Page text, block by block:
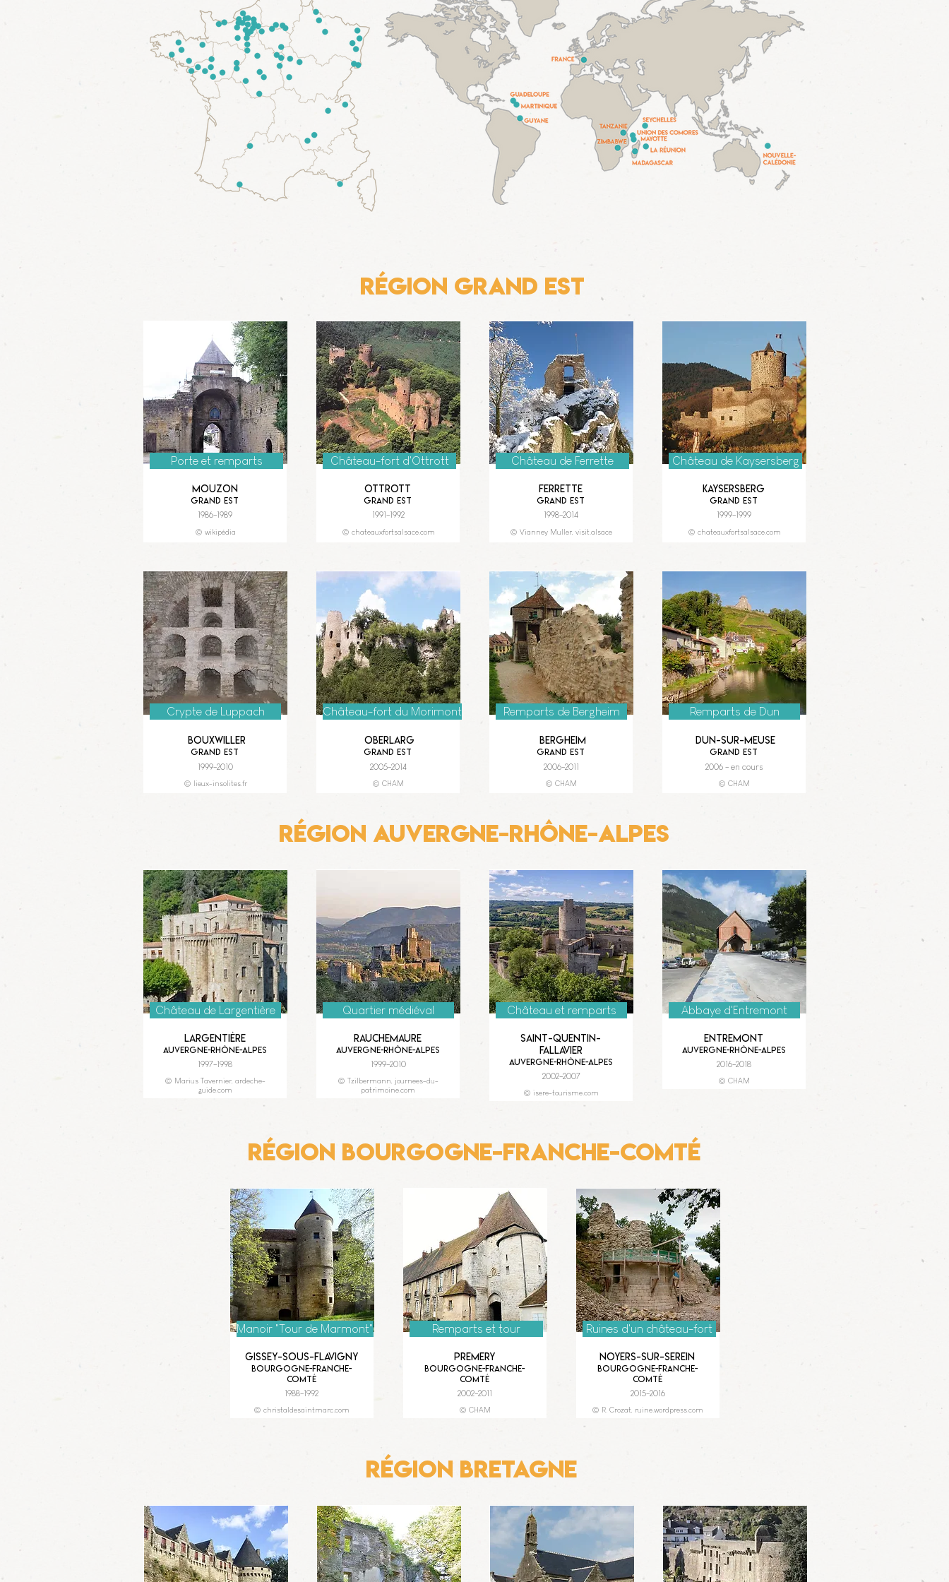
Région grand Est
Porte et remparts
Mouzon
Grand Est
1986-1989
© wikipédia
Château-fort d'Ottrott
Ottrott
Grand Est
1991-1992
© chateauxfortsalsace.com
Château de Ferrette
Ferrette
Grand Est
1998-2014
© Vianney Muller, visit.alsace
Château de Kaysersberg
Kaysersberg
Grand Est
1999-1999
© chateauxfortsalsace.com
Crypte de Luppach
Bouxwiller
Grand Est
1999-2010
© lieux-insolites.fr
Château-fort du Morimont
Oberlarg
Grand Est
2005-2014
© CHAM
Remparts de Bergheim
Bergheim
Grand Est
2006-2011
© CHAM
Remparts de Dun
Dun-sur-Meuse
Grand Est
2006 - en cours
© CHAM
Région Auvergne-Rhône-alpes
Château de Largentière
Largentière
Auvergne-Rhône-Alpes
1997-1998
© Marius Tavernier, ardeche-
guide.com
Quartier médiéval
Rauchemaure
Auvergne-Rhône-Alpes
1999-2010
© Tzilbermann, journees-du-
patrimoine.com
Château et remparts
Saint-Quentin-
Fallavier
Auvergne-Rhône-Alpes
2002-2007
© isere-tourisme.com
Abbaye d'Entremont
Entremont
Auvergne-Rhône-Alpes
2016-2018
© CHAM
Région Bourgogne-Franche-Comté
Manoir "Tour de Marmont"
Gissey-sous-Flavigny
Bourgogne-Franche-
Comté
1988-1992
© christaldesaintmarc.com
Remparts et tour
Premery
Bourgogne-Franche-
Comté
2002-2011
© CHAM
Ruines d'un château-fort
Noyers-sur-Serein
Bourgogne-Franche-
Comté
2015-2016
© R. Crozat, ruine.wordpress.com
Région Bretagne